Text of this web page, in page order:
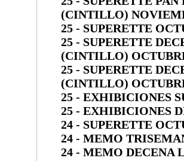
(CINTILLO)
25 - SUPERETTE
25 - SUPERETTE
(CINTILLO)
25 - SUPERETTE
(CINTILLO)
25 - EXHIBICIONES
25 - EXHIBICIONES
24 - SUPERETTE
24 - MEMO
24 - MEMO DECENA